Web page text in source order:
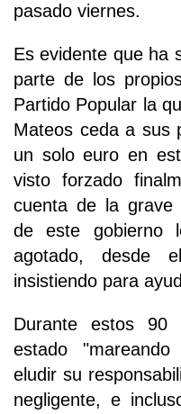
pasado viernes.
Es evidente que ha
parte de los
Partido Popular la
Mateos ceda a sus
un solo euro en
visto forzado
cuenta de la grave
de este gobierno
agotado, desde
insistiendo para
Durante estos
estado
eludir su
negligente, e